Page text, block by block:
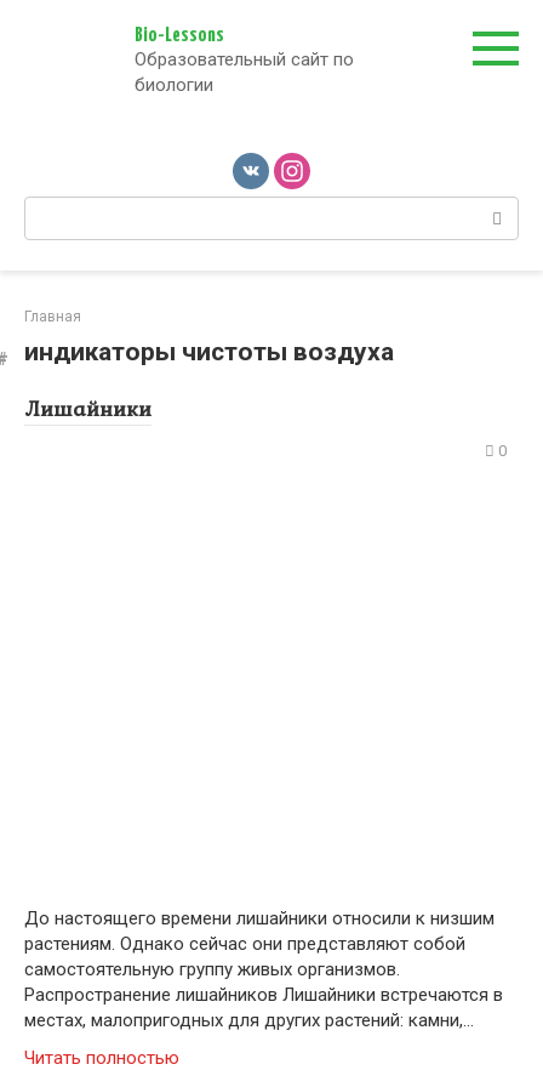
Bio-Lessons
Образовательный сайт по
биологии
Поиск:
Главная
индикаторы чистоты воздуха
Лишайники
0
До настоящего времени лишайники относили к низшим
растениям. Однако сейчас они представляют собой
самостоятельную группу живых организмов.
Распространение лишайников Лишайники встречаются в
местах, малопригодных для других растений: камни,…
Читать полностью